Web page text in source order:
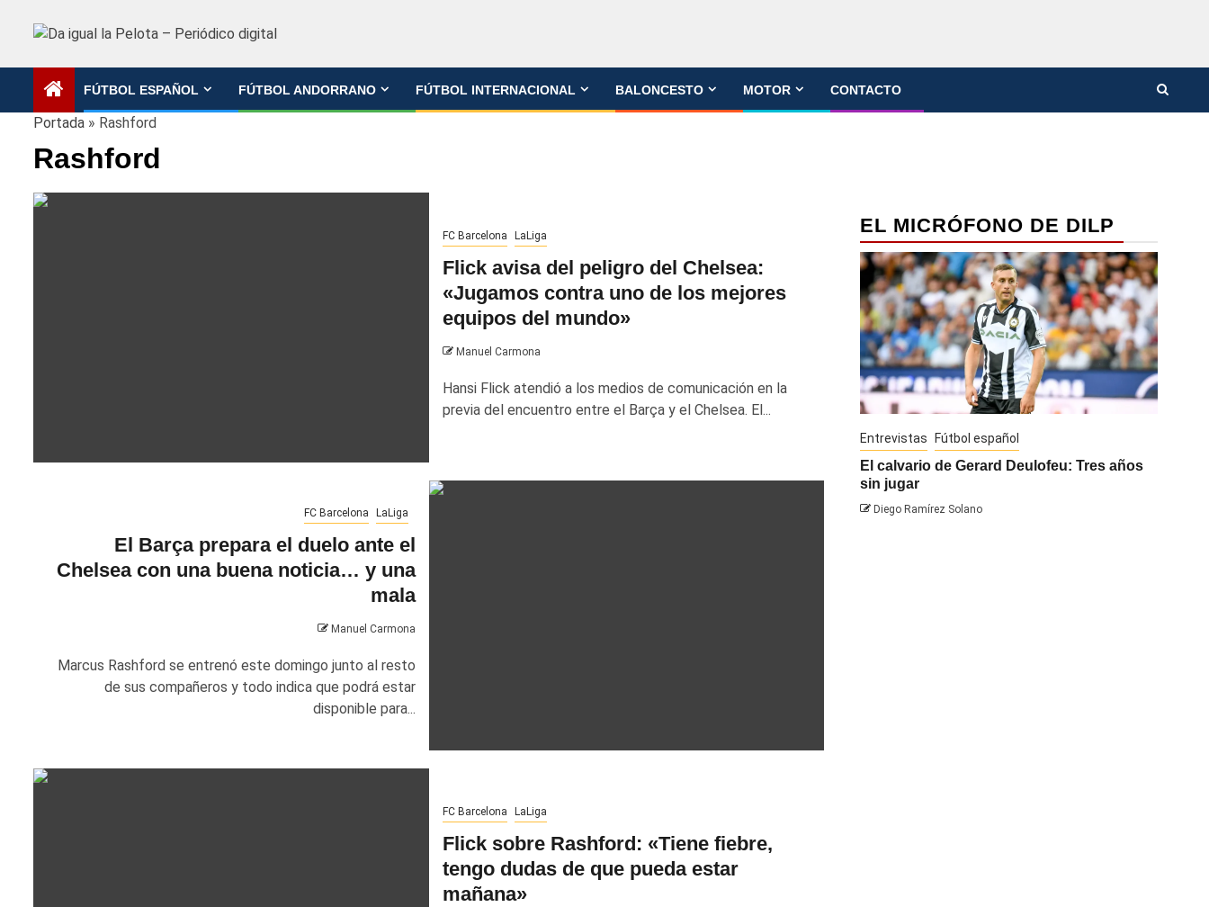
FÚTBOL ESPAÑOL FÚTBOL ANDORRANO FÚTBOL INTERNACIONAL BALONCESTO MOTOR CONTACTO
Portada » Rashford
Rashford
FC Barcelona LaLiga
Flick avisa del peligro del Chelsea:
«Jugamos contra uno de los mejores
equipos del mundo»
Manuel Carmona
Hansi Flick atendió a los medios de comunicación en la
previa del encuentro entre el Barça y el Chelsea. El...
FC Barcelona LaLiga
El Barça prepara el duelo ante el
Chelsea con una buena noticia… y una
mala
Manuel Carmona
Marcus Rashford se entrenó este domingo junto al resto
de sus compañeros y todo indica que podrá estar
disponible para...
FC Barcelona LaLiga
Flick sobre Rashford: «Tiene fiebre,
tengo dudas de que pueda estar
mañana»
EL MICRÓFONO DE DILP
Entrevistas Fútbol español
El calvario de Gerard Deulofeu: Tres años
sin jugar
Diego Ramírez Solano